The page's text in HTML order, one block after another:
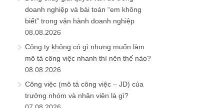
doanh nghiệp và bài toán “em không
biết” trong vận hành doanh nghiệp
08.08.2026
Công ty không có gì nhưng muốn làm
mô tả công việc nhanh thì nên thế nào?
08.08.2026
Công việc (mô tả công việc – JD) của
trưởng nhóm và nhân viên là gì?